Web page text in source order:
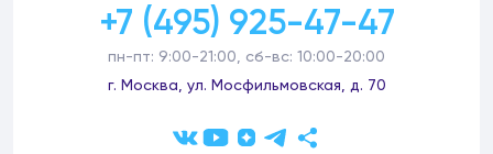
+7 (495) 925-47-47
пн-пт: 9:00-21:00, сб-вс: 10:00-20:00
г. Москва, ул. Мосфильмовская, д. 70